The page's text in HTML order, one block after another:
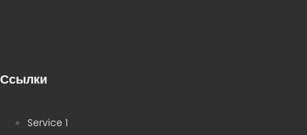
Ссылки
Service 1